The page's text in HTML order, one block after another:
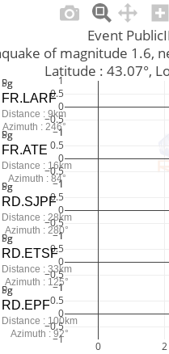
0 2
−1
−0.5
0
0.5
1
−1
−0.5
0
0.5
1
−1
−0.5
0
0.5
1
−1
−0.5
0
0.5
1
−1
−0.5
0
0.5
1
Event
of magnitude
Latitude :
Pg
Sg
Pg
Sg
Pg
Sg
Pg
Sg
Pg
Sg
RD.EPF
Distance : 100km
Azimuth : 92°
RD.ETSF
Distance : 33km
Azimuth : 125°
RD.SJPF
Distance : 28km
Azimuth : 280°
FR.ATE
Distance : 16km
Azimuth : 84°
FR.LARF
Distance : 9km
Azimuth : 246°